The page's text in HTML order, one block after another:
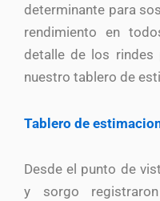
determinante para
rendimiento en
detalle de los rindes
nuestro tablero de
Tablero de
Desde el punto de
y sorgo